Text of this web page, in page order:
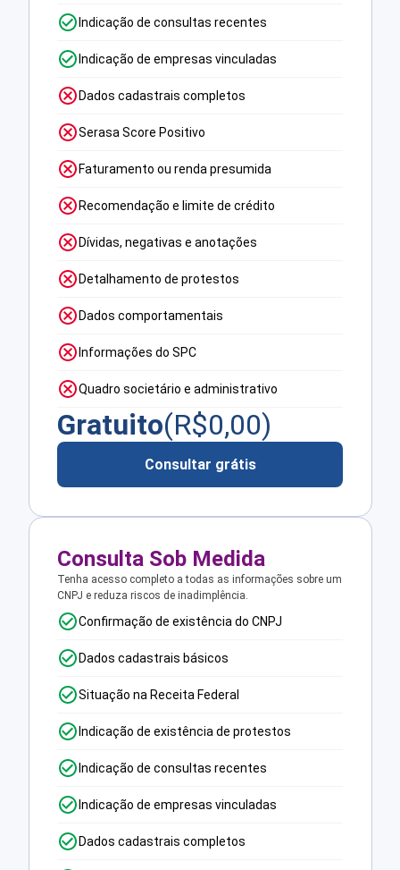
Indicação de consultas recentes
Indicação de empresas vinculadas
Dados cadastrais completos
Serasa Score Positivo
Faturamento ou renda presumida
Recomendação e limite de crédito
Dívidas, negativas e anotações
Detalhamento de protestos
Dados comportamentais
Informações do SPC
Quadro societário e administrativo
Gratuito(R$0,00)
Consultar grátis
Consulta Sob Medida
Tenha acesso completo a todas as informações sobre um
CNPJ e reduza riscos de inadimplência.
Confirmação de existência do CNPJ
Dados cadastrais básicos
Situação na Receita Federal
Indicação de existência de protestos
Indicação de consultas recentes
Indicação de empresas vinculadas
Dados cadastrais completos